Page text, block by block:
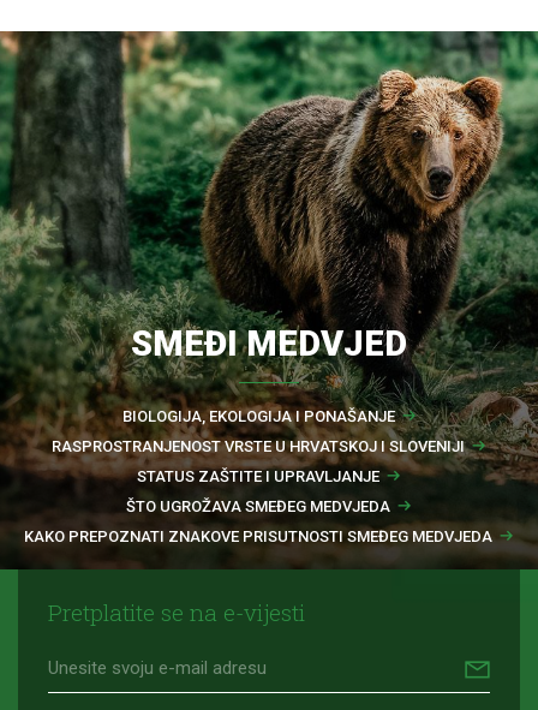
SMEĐI MEDVJED
BIOLOGIJA, EKOLOGIJA I PONAŠANJE
RASPROSTRANJENOST VRSTE U HRVATSKOJ I SLOVENIJI
STATUS ZAŠTITE I UPRAVLJANJE
ŠTO UGROŽAVA SMEĐEG MEDVJEDA
KAKO PREPOZNATI ZNAKOVE PRISUTNOSTI SMEĐEG MEDVJEDA
Pretplatite se na e-vijesti